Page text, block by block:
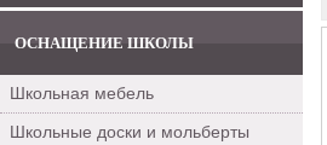
ОСНАЩЕНИЕ ШКОЛЫ
Школьная мебель
Школьные доски и мольберты